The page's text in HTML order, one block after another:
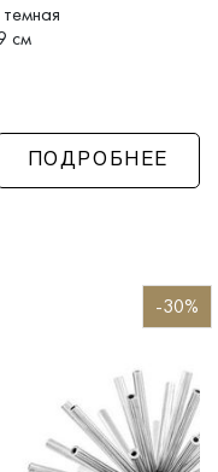
см
ПОДРОБНЕЕ
-30%